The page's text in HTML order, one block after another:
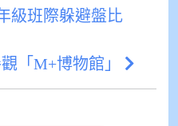
級班際躲避盤比
「M+博物館」